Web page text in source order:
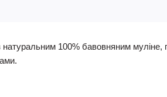
100% бавовняним